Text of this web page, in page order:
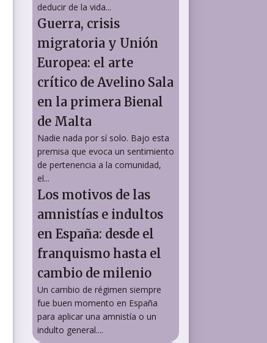
deducir de la vida...
Guerra, crisis
migratoria y Unión
Europea: el arte
crítico de Avelino Sala
en la primera Bienal
de Malta
Nadie nada por sí solo. Bajo esta
premisa que evoca un sentimiento
de pertenencia a la comunidad,
el...
Los motivos de las
amnistías e indultos
en España: desde el
franquismo hasta el
cambio de milenio
Un cambio de régimen siempre
fue buen momento en España
para aplicar una amnistía o un
indulto general....